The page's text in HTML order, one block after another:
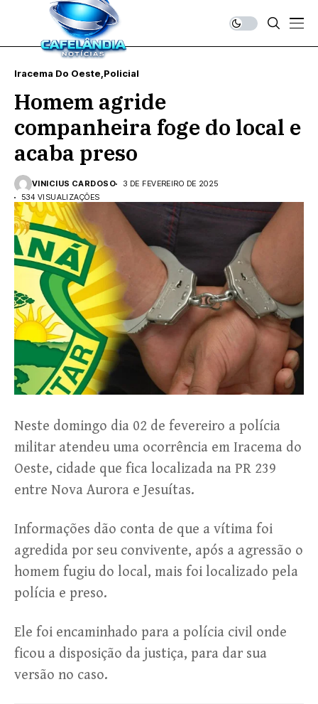
Iracema Do Oeste Policial
Homem agride
companheira foge do local e
acaba preso
VINICIUS CARDOSO
3 DE FEVEREIRO DE 2025
534 VISUALIZAÇÕES
Neste domingo dia 02 de fevereiro a polícia
militar atendeu uma ocorrência em Iracema do
Oeste, cidade que fica localizada na PR 239
entre Nova Aurora e Jesuítas.
Informações dão conta de que a vítima foi
agredida por seu convivente, após a agressão o
homem fugiu do local, mais foi localizado pela
polícia e preso.
Ele foi encaminhado para a polícia civil onde
ficou a disposição da justiça, para dar sua
versão no caso.